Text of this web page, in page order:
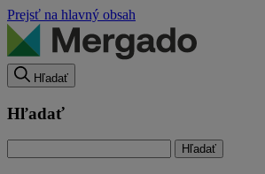
Prejsť na hlavný obsah
Hľadať
Hľadať